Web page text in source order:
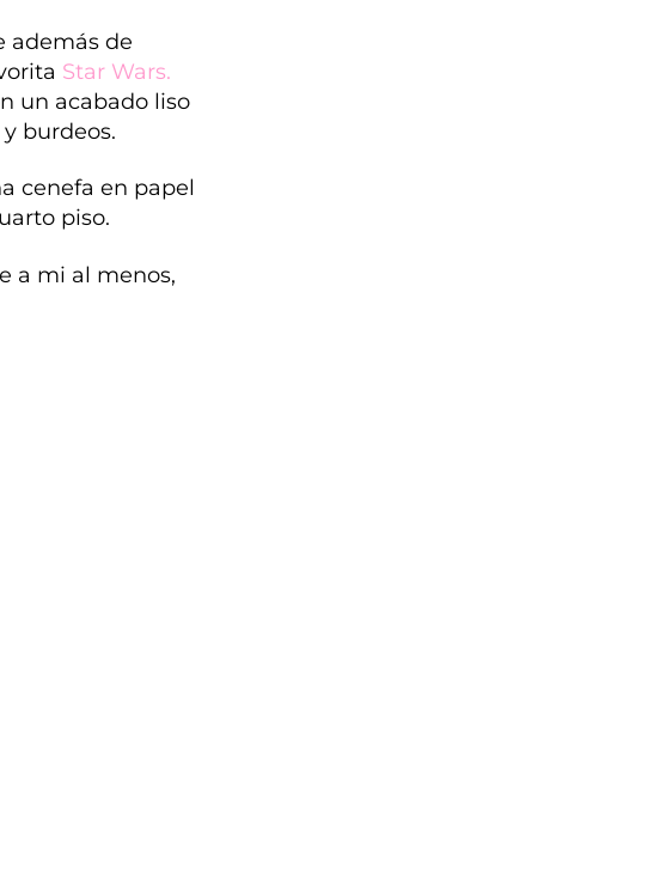
además de
Star Wars.
un acabado liso
burdeos.
cenefa en papel
piso.
a mi al menos,